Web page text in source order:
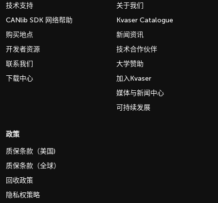
技术支持
CANlib SDK 网络帮助
购买地点
开发者资源
联系我们
下载中心
关于我们
Kvaser Catalogue
新闻资讯
技术合作伙伴
大学赞助
加入Kvaser
媒体与新闻中心
可持续发展
政策
质保条款（美国)
质保条款（全球）
回收政策
隐私权策略